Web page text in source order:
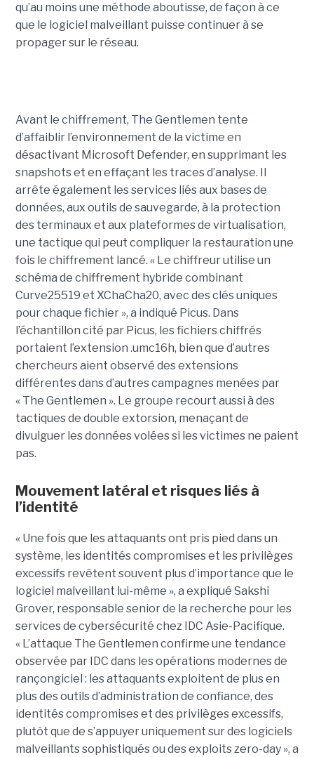
qu’au moins une méthode aboutisse, de façon à ce
que le logiciel malveillant puisse continuer à se
propager sur le réseau.
Avant le chiffrement, The Gentlemen tente
d’affaiblir l’environnement de la victime en
désactivant Microsoft Defender, en supprimant les
snapshots et en effaçant les traces d’analyse. Il
arrête également les services liés aux bases de
données, aux outils de sauvegarde, à la protection
des terminaux et aux plateformes de virtualisation,
une tactique qui peut compliquer la restauration une
fois le chiffrement lancé. « Le chiffreur utilise un
schéma de chiffrement hybride combinant
Curve25519 et XChaCha20, avec des clés uniques
pour chaque fichier », a indiqué Picus. Dans
l’échantillon cité par Picus, les fichiers chiffrés
portaient l’extension .umc16h, bien que d’autres
chercheurs aient observé des extensions
différentes dans d’autres campagnes menées par
« The Gentlemen ». Le groupe recourt aussi à des
tactiques de double extorsion, menaçant de
divulguer les données volées si les victimes ne paient
pas.
Mouvement latéral et risques liés à
l’identité
« Une fois que les attaquants ont pris pied dans un
système, les identités compromises et les privilèges
excessifs revêtent souvent plus d’importance que le
logiciel malveillant lui-même », a expliqué Sakshi
Grover, responsable senior de la recherche pour les
services de cybersécurité chez IDC Asie-Pacifique.
« L’attaque The Gentlemen confirme une tendance
observée par IDC dans les opérations modernes de
rançongiciel : les attaquants exploitent de plus en
plus des outils d’administration de confiance, des
identités compromises et des privilèges excessifs,
plutôt que de s’appuyer uniquement sur des logiciels
malveillants sophistiqués ou des exploits zero-day », a